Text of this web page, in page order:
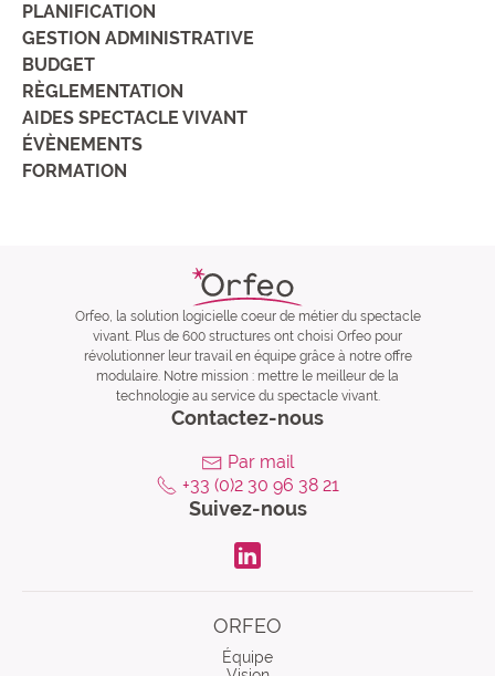
PLANIFICATION
GESTION ADMINISTRATIVE
BUDGET
RÈGLEMENTATION
AIDES SPECTACLE VIVANT
ÉVÈNEMENTS
FORMATION
Orfeo, la solution logicielle coeur de métier du spectacle
vivant. Plus de 600 structures ont choisi Orfeo pour
révolutionner leur travail en équipe grâce à notre offre
modulaire. Notre mission : mettre le meilleur de la
technologie au service du spectacle vivant.
Contactez-nous
Par mail
+33 (0)2 30 96 38 21
Suivez-nous
ORFEO
Équipe